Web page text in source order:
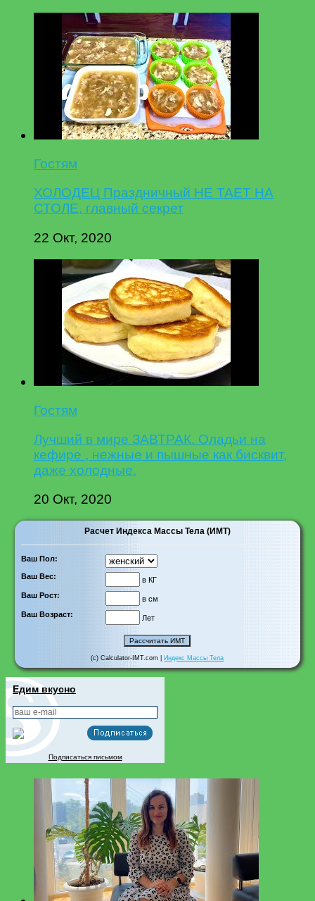
Гостям
ХОЛОДЕЦ Праздничный НЕ ТАЕТ НА
СТОЛЕ, главный секрет
22 Окт, 2020
Гостям
Лучший в мире ЗАВТРАК. Оладьи на
кефире , нежные и пышные как бисквит,
даже холодные.
20 Окт, 2020
Расчет Индекса Массы Тела (ИМТ)
Ваш Пол:
Ваш Вес:
в КГ
Ваш Рост:
в см
Ваш Возраст:
Лет
(c) Calculator-IMT.com | Индекс Массы Тела
Едим вкусно
Подписаться письмом